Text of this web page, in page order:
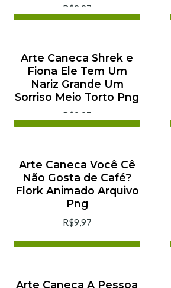
R$9,97
Arte Caneca Shrek e
Fiona Ele Tem Um
Nariz Grande Um
Sorriso Meio Torto Png
R$9,97
Arte Caneca Você Cê
Não Gosta de Café?
Flork Animado Arquivo
Png
R$9,97
Arte Caneca A Pessoa